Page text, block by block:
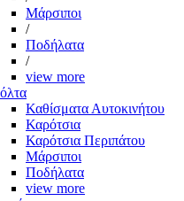
Μάρσιποι
/
Ποδήλατα
/
view more
Καθίσματα Αυτοκινήτου
Καρότσια
Καρότσια Περιπάτου
Μάρσιποι
Ποδήλατα
view more